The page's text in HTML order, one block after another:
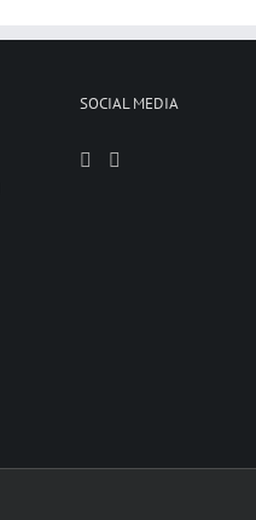
SOCIAL MEDIA